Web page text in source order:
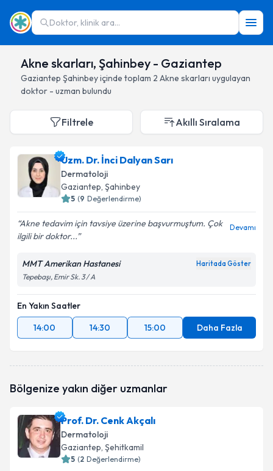
Doktor, klinik ara...
Akne skarları, Şahinbey - Gaziantep
Gaziantep Şahinbeyiçinde toplam 2 Akne skarları uygulayan
doktor - uzman bulundu
Filtrele Akıllı Sıralama
Uzm. Dr. İnci Dalyan Sarı
Dermatoloji
Gaziantep, Şahinbey
5 (9 Değerlendirme)
Akne tedavim için tavsiye üzerine başvurmuştum. Çok
ilgili bir doktor...
Devamı
MMT Amerikan Hastanesi Haritada Göster
Tepebaşı, Emir Sk. 3 / A
En Yakın Saatler
14:00
14:30 15:00 Daha Fazla
Bölgenize yakın diğer uzmanlar
Prof. Dr. Cenk Akçalı
Dermatoloji
Gaziantep, Şehitkamil
5 (2 Değerlendirme)